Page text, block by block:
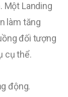
Một Landing
làm tăng
đối tượng
cụ thể.
động.